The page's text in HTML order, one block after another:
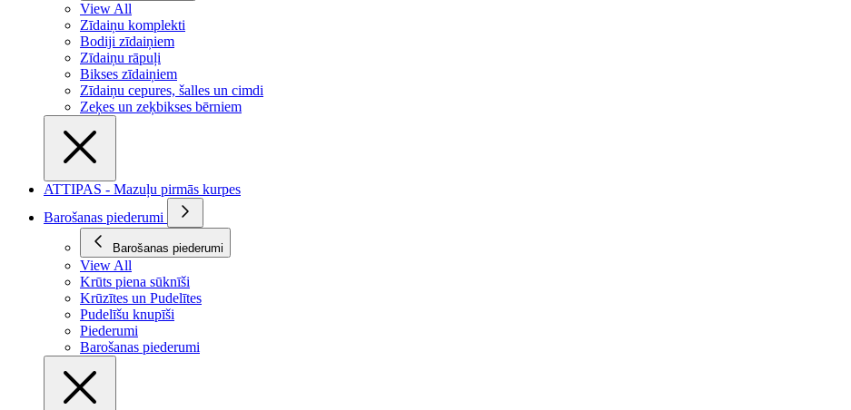
View All
Zīdaiņu komplekti
Bodiji zīdaiņiem
Zīdaiņu rāpuļi
Bikses zīdaiņiem
Zīdaiņu cepures, šalles un cimdi
Zeķes un zeķbikses bērniem
ATTIPAS - Mazuļu pirmās kurpes
Barošanas piederumi
Barošanas piederumi
View All
Krūts piena sūknīši
Krūzītes un Pudelītes
Pudelīšu knupīši
Piederumi
Barošanas piederumi